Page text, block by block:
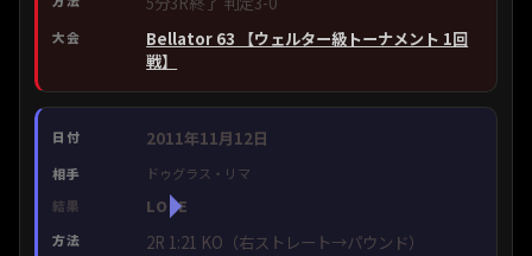
Bellator 63 【ウェルター級トーナメント 1回
戦】
2011年11月12日
ドゥグラス・リマ
LOSE
2R 1:21 KO（右ストレート→パウンド）